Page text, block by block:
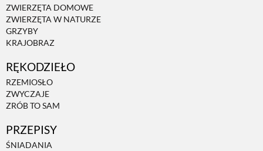
ZWIERZĘTA DOMOWE
ZWIERZĘTA W NATURZE
GRZYBY
KRAJOBRAZ
RĘKODZIEŁO
RZEMIOSŁO
ZWYCZAJE
ZRÓB TO SAM
PRZEPISY
ŚNIADANIA
ZWIERZĘTA W NATURZE